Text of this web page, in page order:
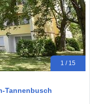
1 / 15
Tannenbusch